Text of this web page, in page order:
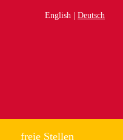
English Deutsch
freie Stellen